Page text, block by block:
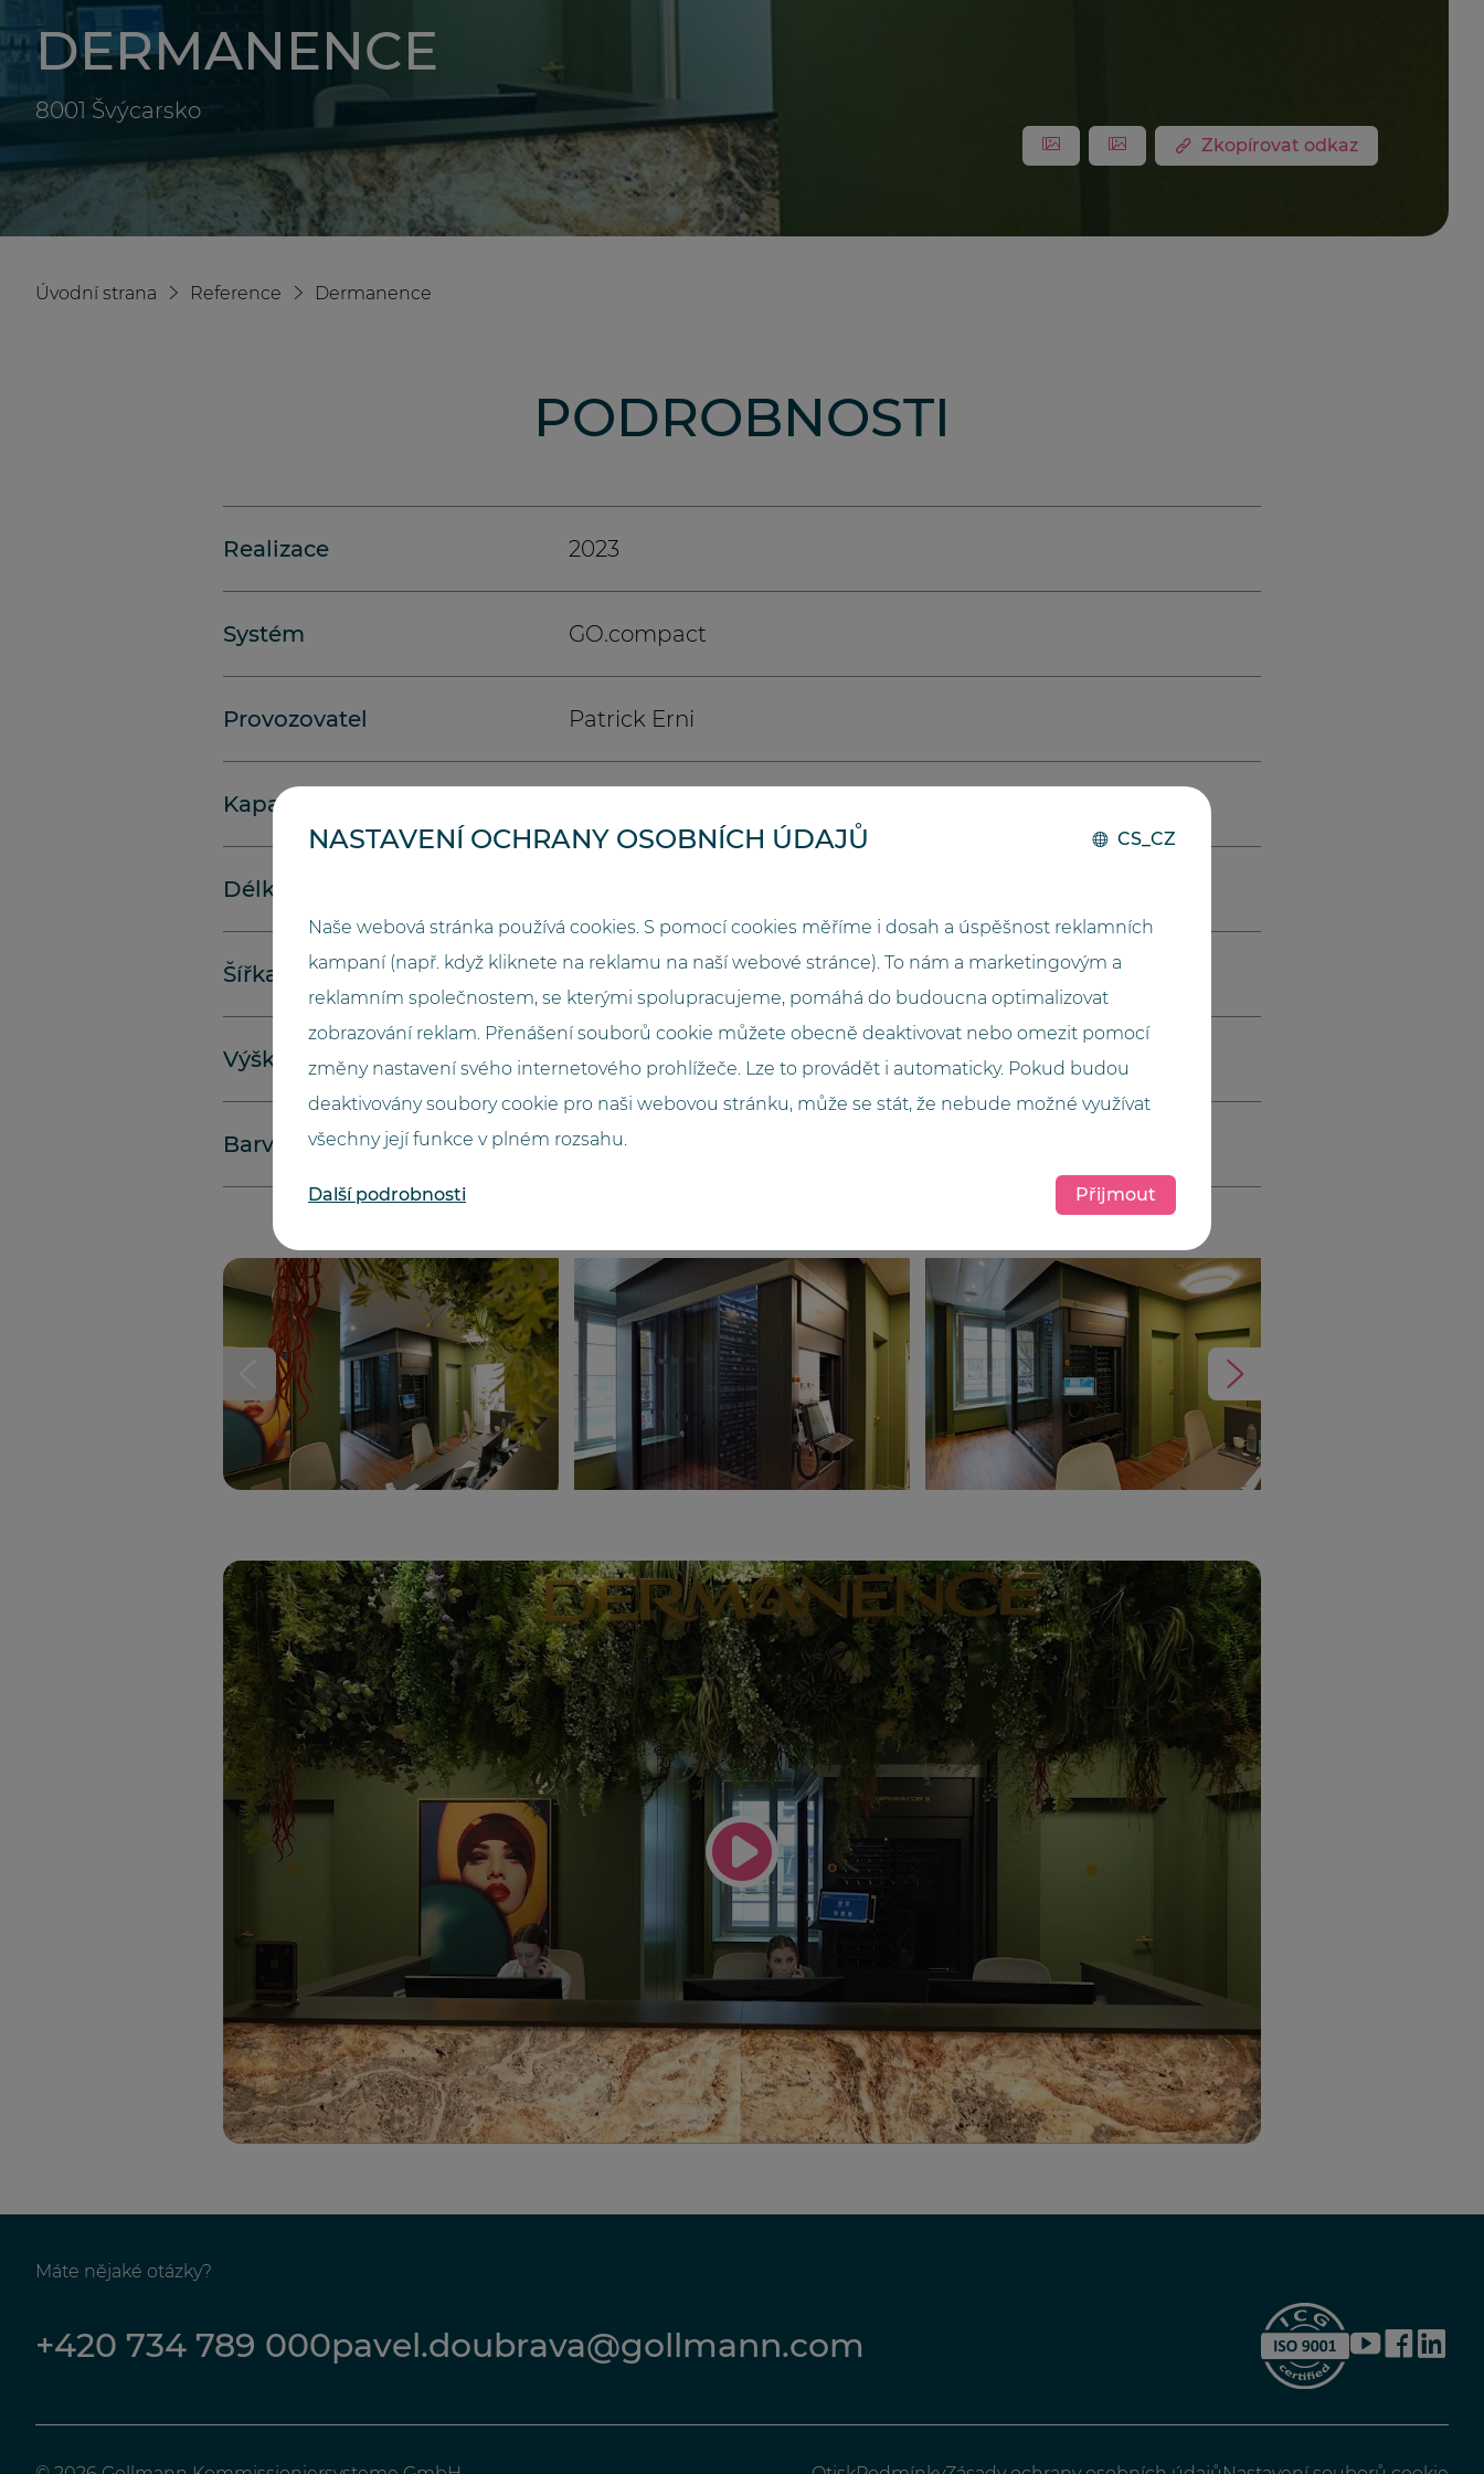
DERMANENCE
8001 Švýcarsko
Zkopírovat odkaz
Úvodní strana Reference Dermanence
PODROBNOSTI
Realizace 2023
Systém GO.compact
Provozovatel Patrick Erni
Kapacita
Délka (metry)
Šířka (metry) 1,28
Výška (metry) 2,95
Barva Schiefergrau
Máte nějaké otázky?
+420 734 789 000pavel.doubrava@gollmann.com YouTubeFacebook
NASTAVENÍ OCHRANY OSOBNÍCH ÚDAJŮ CS_CZ
Naše webová stránka používá cookies. S pomocí cookies měříme i dosah a úspěšnost reklamních
kampaní (např. když kliknete na reklamu na naší webové stránce). To nám a marketingovým a
reklamním společnostem, se kterými spolupracujeme, pomáhá do budoucna optimalizovat
zobrazování reklam. Přenášení souborů cookie můžete obecně deaktivovat nebo omezit pomocí
změny nastavení svého internetového prohlížeče. Lze to provádět i automaticky. Pokud budou
deaktivovány soubory cookie pro naši webovou stránku, může se stát, že nebude možné využívat
všechny její funkce v plném rozsahu.
Další podrobnosti Přijmout